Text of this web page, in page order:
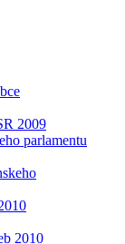
2009
parlamentu
2010